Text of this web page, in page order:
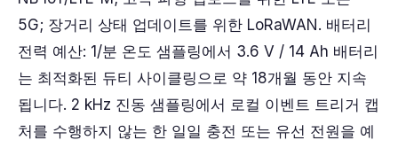
5G; 장거리 상태 업데이트를 위한 LoRaWAN. 배터리
전력 예산: 1/분 온도 샘플링에서 3.6 V / 14 Ah 배터리
는 최적화된 듀티 사이클링으로 약 18개월 동안 지속
됩니다. 2 kHz 진동 샘플링에서 로컬 이벤트 트리거 캡
처를 수행하지 않는 한 일일 충전 또는 유선 전원을 예